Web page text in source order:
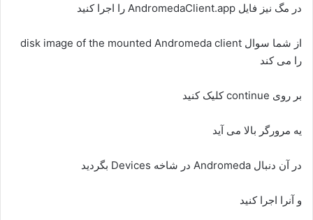
در مگ نیز فایل AndromedaClient.app را اجرا کنید
از شما سوال disk image of the mounted Andromeda client
را می کند
بر روی continue کلیک کنید
یه مرورگر بالا می آید
در آن دنبال Andromeda در شاخه Devices بگردید
و آنرا اجرا کنید